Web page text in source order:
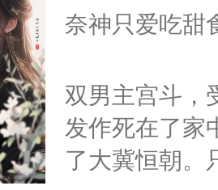
I，他们决定
莲花可不止有
点脑袋，看着
常见问题一：
教科书版：“
奈神只爱吃甜
双男主宫斗，
发作死在了家
了大冀恒朝。